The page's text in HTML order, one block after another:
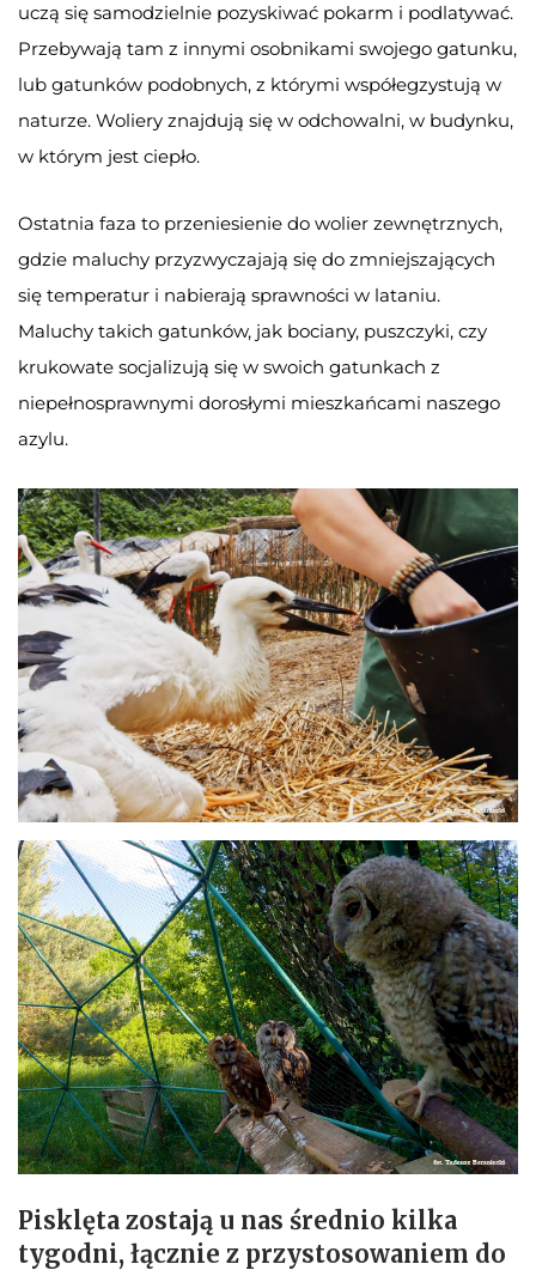
uczą się samodzielnie pozyskiwać pokarm i podlatywać.
Przebywają tam z innymi osobnikami swojego gatunku,
lub gatunków podobnych, z którymi współegzystują w
naturze. Woliery znajdują się w odchowalni, w budynku,
w którym jest ciepło.
Ostatnia faza to przeniesienie do wolier zewnętrznych,
gdzie maluchy przyzwyczajają się do zmniejszających
się temperatur i nabierają sprawności w lataniu.
Maluchy takich gatunków, jak bociany, puszczyki, czy
krukowate socjalizują się w swoich gatunkach z
niepełnosprawnymi dorosłymi mieszkańcami naszego
azylu.
Pisklęta zostają u nas średnio kilka
tygodni, łącznie z przystosowaniem do